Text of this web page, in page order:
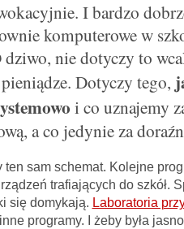
I bardzo
komputerowe w
dziwo, nie dotyczy to
Dotyczy tego,
i co uznajemy
a co jedynie za
ten sam schemat. Kolejne
trafiających do szkół.
się domykają. Laboratoria
programy. I żeby była